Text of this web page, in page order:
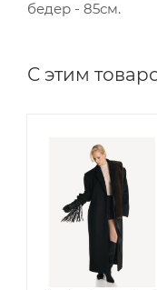
бедер - 85см.
С этим